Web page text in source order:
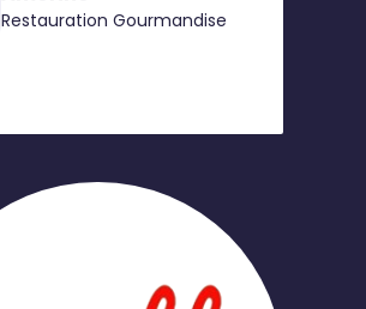
Restauration Gourmandise